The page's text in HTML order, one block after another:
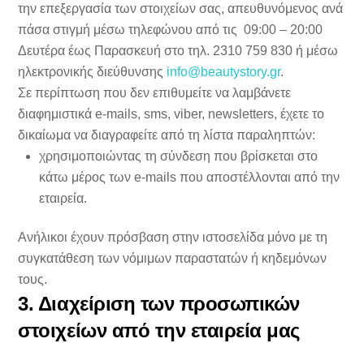
την επεξεργασία των στοιχείων σας, απευθυνόμενος ανά
πάσα στιγμή μέσω τηλεφώνου από τις 09:00 – 20:00
Δευτέρα έως Παρασκευή στο τηλ. 2310 759 830 ή μέσω
ηλεκτρονικής διεύθυνσης info@beautystory.gr.
Σε περίπτωση που δεν επιθυμείτε να λαμβάνετε
διαφημιστικά e-mails, sms, viber, newsletters, έχετε το
δικαίωμα να διαγραφείτε από τη λίστα παραληπτών:
χρησιμοποιώντας τη σύνδεση που βρίσκεται στο
κάτω μέρος των e-mails που αποστέλλονται από την
εταιρεία.
Ανήλικοι έχουν πρόσβαση στην ιστοσελίδα μόνο με τη
συγκατάθεση των νόμιμων παραστατών ή κηδεμόνων
τους.
3. Διαχείριση των προσωπικών
στοιχείων από την εταιρεία μας